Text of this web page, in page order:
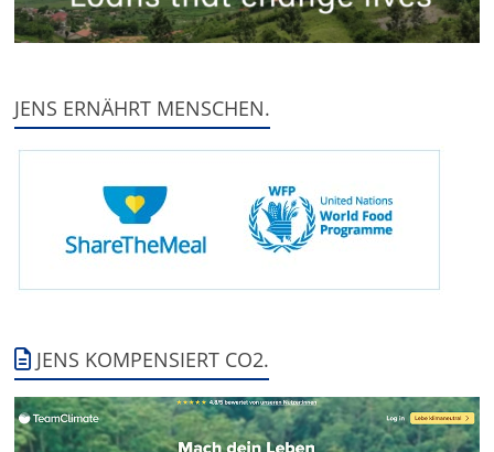
JENS ERNÄHRT MENSCHEN.
JENS KOMPENSIERT CO2.